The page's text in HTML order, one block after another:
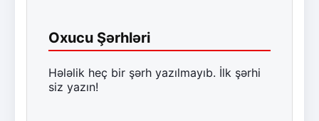
Oxucu Şərhləri
Hələlik heç bir şərh yazılmayıb. İlk şərhi
siz yazın!